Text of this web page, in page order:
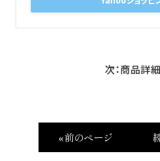
次：商品詳細
« 前のページ